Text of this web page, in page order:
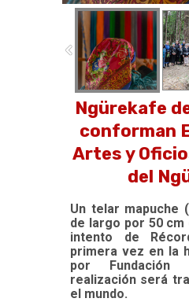
Ngürekafe
conforman
Artes y
del
Un telar mapuche
de largo por 50 cm
intento de
primera vez en la
por
realización será
el mundo.